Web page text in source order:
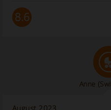
8.6
Anne